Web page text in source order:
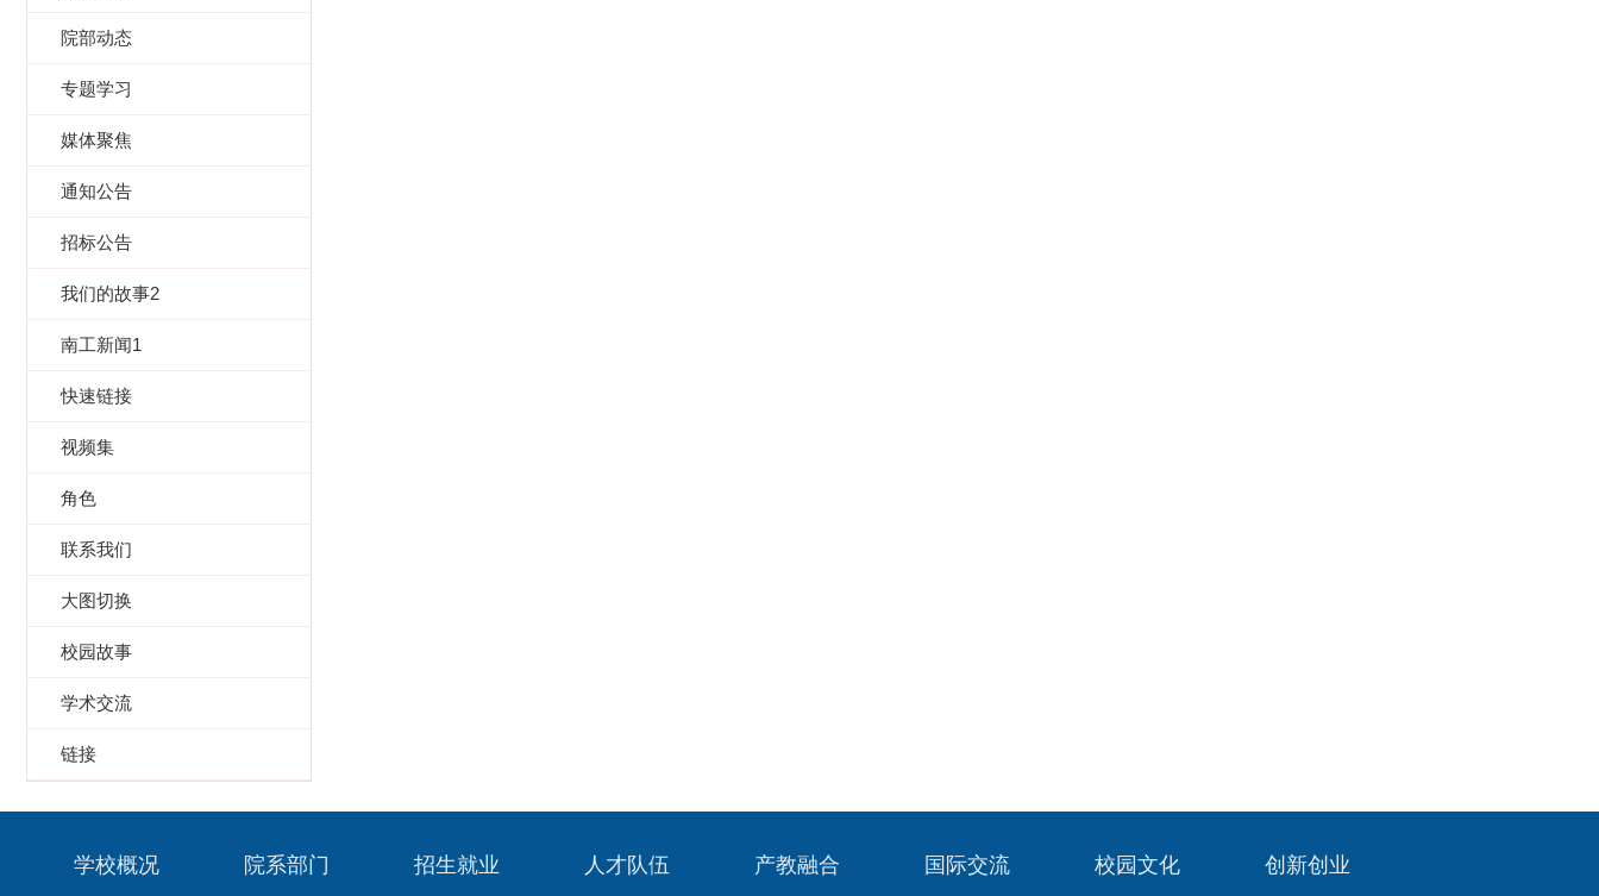
院部动态
专题学习
媒体聚焦
通知公告
招标公告
我们的故事2
南工新闻1
快速链接
视频集
角色
联系我们
大图切换
校园故事
学术交流
链接
学校概况 院系部门 招生就业 人才队伍 产教融合 国际交流 校园文化 创新创业